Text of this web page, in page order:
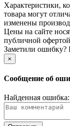
Xарактеристики,
товара могут
изменены
Цены на сайте
публичной
Заметили ошибку?
×
Сообщение об
Найденная ошибка: